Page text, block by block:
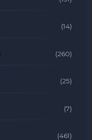
(14)
(260)
(25)
(7)
(461)